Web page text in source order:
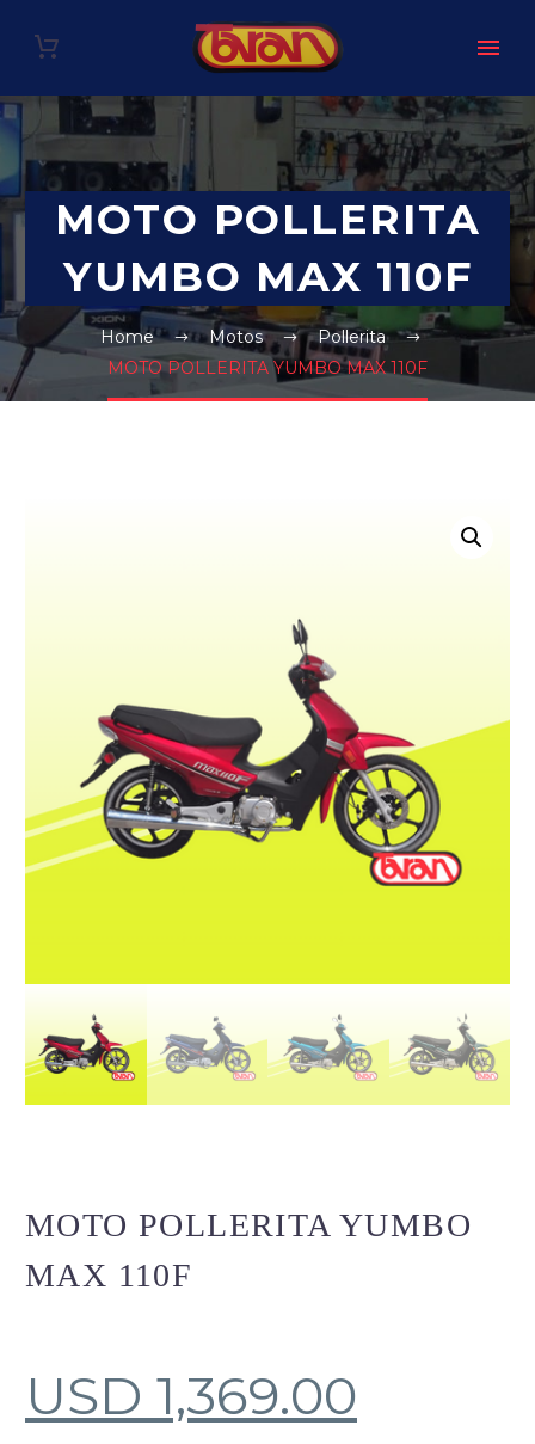
MOTO POLLERITA
YUMBO MAX 110F
Home Motos
Pollerita
MOTO POLLERITA YUMBO MAX 110F
MOTO POLLERITA YUMBO
MAX 110F
USD 1,369.00